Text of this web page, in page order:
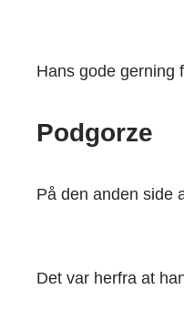
Hans gode gerning
Podgorze
På den anden side
Det var herfra at